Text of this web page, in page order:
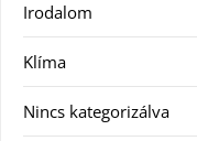
Irodalom
Klíma
Nincs kategorizálva